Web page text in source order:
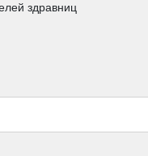
здравниц